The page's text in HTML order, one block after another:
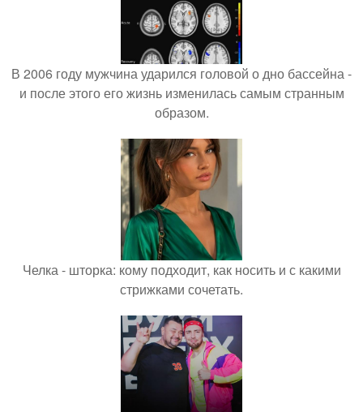
В 2006 году мужчина ударился головой о дно бассейна -
и после этого его жизнь изменилась самым странным
образом.
Челка - шторка: кому подходит, как носить и с какими
стрижками сочетать.